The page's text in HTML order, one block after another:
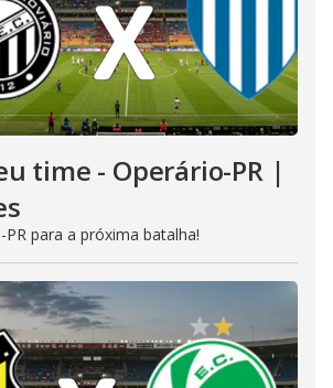
time - Operário-PR |
PR para a próxima batalha!